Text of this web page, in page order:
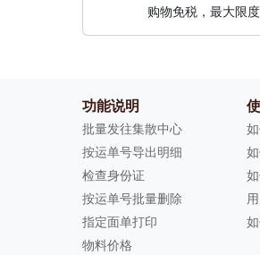
购物免税，最大限
功能说明
批量发往集散中心
按运单号导出明细
检查身份证
按运单号批量删除
指定面单打印
物料价格